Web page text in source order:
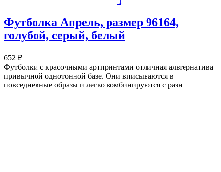
Футболка Апрель, размер 96164,
голубой, серый, белый
652 ₽
Футболки с красочными артпринтами отличная альтернатива
привычной однотонной базе. Они вписываются в
повседневные образы и легко комбинируются с разн